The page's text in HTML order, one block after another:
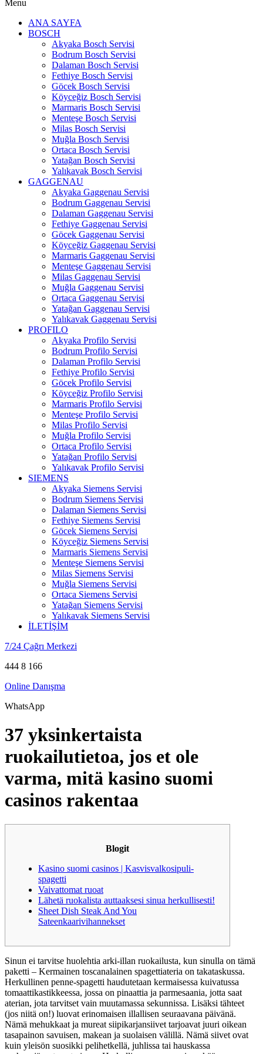
Menu
ANA SAYFA
BOSCH
Akyaka Bosch Servisi
Bodrum Bosch Servisi
Dalaman Bosch Servisi
Fethiye Bosch Servisi
Göcek Bosch Servisi
Köyceğiz Bosch Servisi
Marmaris Bosch Servisi
Menteşe Bosch Servisi
Milas Bosch Servisi
Muğla Bosch Servisi
Ortaca Bosch Servisi
Yatağan Bosch Servisi
Yalıkavak Bosch Servisi
GAGGENAU
Akyaka Gaggenau Servisi
Bodrum Gaggenau Servisi
Dalaman Gaggenau Servisi
Fethiye Gaggenau Servisi
Göcek Gaggenau Servisi
Köyceğiz Gaggenau Servisi
Marmaris Gaggenau Servisi
Menteşe Gaggenau Servisi
Milas Gaggenau Servisi
Muğla Gaggenau Servisi
Ortaca Gaggenau Servisi
Yatağan Gaggenau Servisi
Yalıkavak Gaggenau Servisi
PROFILO
Akyaka Profilo Servisi
Bodrum Profilo Servisi
Dalaman Profilo Servisi
Fethiye Profilo Servisi
Göcek Profilo Servisi
Köyceğiz Profilo Servisi
Marmaris Profilo Servisi
Menteşe Profilo Servisi
Milas Profilo Servisi
Muğla Profilo Servisi
Ortaca Profilo Servisi
Yatağan Profilo Servisi
Yalıkavak Profilo Servisi
SIEMENS
Akyaka Siemens Servisi
Bodrum Siemens Servisi
Dalaman Siemens Servisi
Fethiye Siemens Servisi
Göcek Siemens Servisi
Köyceğiz Siemens Servisi
Marmaris Siemens Servisi
Menteşe Siemens Servisi
Milas Siemens Servisi
Muğla Siemens Servisi
Ortaca Siemens Servisi
Yatağan Siemens Servisi
Yalıkavak Siemens Servisi
İLETİŞİM
7/24 Çağrı Merkezi
444 8 166
Online Danışma
WhatsApp
37 yksinkertaista
ruokailutietoa, jos et ole
varma, mitä kasino suomi
casinos rakentaa
Blogit
Kasino suomi casinos | Kasvisvalkosipuli-
spagetti
Vaivattomat ruoat
Lähetä ruokalista auttaaksesi sinua herkullisesti!
Sheet Dish Steak And You
Sateenkaarivihannekset
Sinun ei tarvitse huolehtia arki-illan ruokailusta, kun sinulla on tämä
paketti – Kermainen toscanalainen spagettiateria on takataskussa.
Herkullinen penne-spagetti haudutetaan kermaisessa kuivatussa
tomaattikastikkeessa, jossa on pinaattia ja parmesaania, jotta saat
aterian, jota tarvitset vain muutamassa sekunnissa. Lisäksi tähteet
(jos niitä on!) luovat erinomaisen illallisen seuraavana päivänä.
Nämä mehukkaat ja mureat siipikarjansiivet tarjoavat juuri oikean
tasapainon savuisen, makean ja suolaisen välillä. Nämä siivet ovat
kuin yleisön suosikki pelihetkellä, juhlissa tai hauskassa